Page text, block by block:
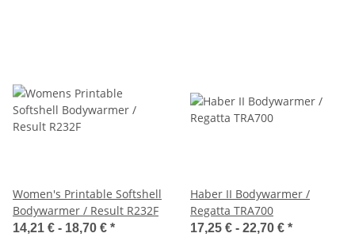
Women's Printable Softshell
Bodywarmer / Result R232F
14,21 € - 18,70 € *
Haber II Bodywarmer /
Regatta TRA700
17,25 € - 22,70 € *